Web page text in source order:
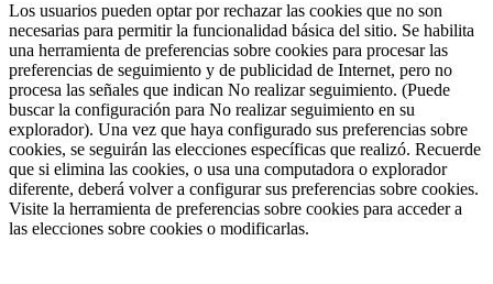
Los usuarios pueden optar por rechazar las cookies que no son
necesarias para permitir la funcionalidad básica del sitio. Se habilita
una herramienta de preferencias sobre cookies para procesar las
preferencias de seguimiento y de publicidad de Internet, pero no
procesa las señales que indican No realizar seguimiento. (Puede
buscar la configuración para No realizar seguimiento en su
explorador). Una vez que haya configurado sus preferencias sobre
cookies, se seguirán las elecciones específicas que realizó. Recuerde
que si elimina las cookies, o usa una computadora o explorador
diferente, deberá volver a configurar sus preferencias sobre cookies.
Visite la herramienta de preferencias sobre cookies para acceder a
las elecciones sobre cookies o modificarlas.